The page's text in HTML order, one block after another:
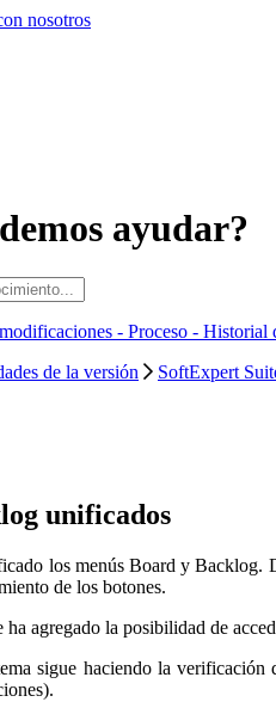
nosotros
ayudar?
- Proceso - Historial
de la versión SoftExpert
unificados
los menús Board y Backlog.
de los botones.
agregado la posibilidad de
sigue haciendo la